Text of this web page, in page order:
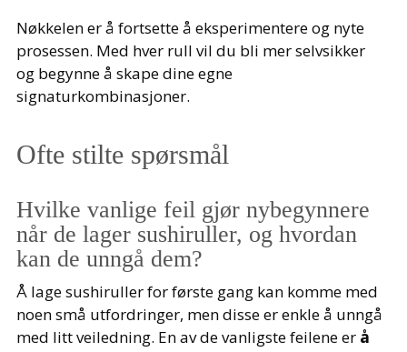
Nøkkelen er å fortsette å eksperimentere og nyte
prosessen. Med hver rull vil du bli mer selvsikker
og begynne å skape dine egne
signaturkombinasjoner.
Ofte stilte spørsmål
Hvilke vanlige feil gjør nybegynnere
når de lager sushiruller, og hvordan
kan de unngå dem?
Å lage sushiruller for første gang kan komme med
noen små utfordringer, men disse er enkle å unngå
med litt veiledning. En av de vanligste feilene er å